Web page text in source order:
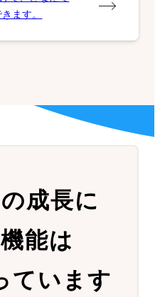
ます。
成長に
能は
ています